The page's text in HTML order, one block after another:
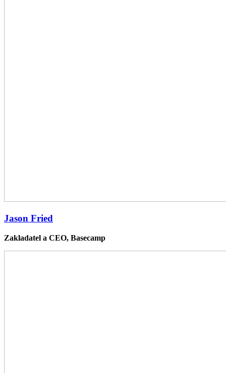
Jason Fried
Zakladatel a CEO, Basecamp